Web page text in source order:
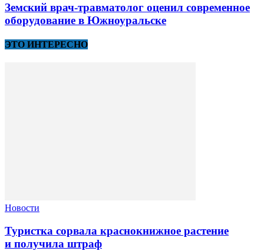
Земский врач-травматолог оценил современное
оборудование в Южноуральске
ЭТО ИНТЕРЕСНО
Новости
Туристка сорвала краснокнижное растение
и получила штраф